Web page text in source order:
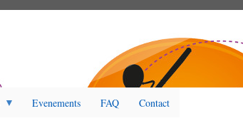
Evenements FAQ Contact